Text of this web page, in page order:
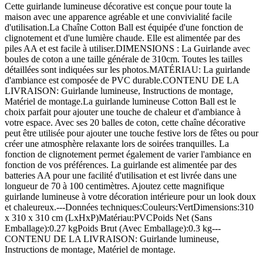
Cette guirlande lumineuse décorative est conçue pour toute la
maison avec une apparence agréable et une convivialité facile
d'utilisation.La Chaîne Cotton Ball est équipée d'une fonction de
clignotement et d'une lumière chaude. Elle est alimentée par des
piles AA et est facile à utiliser.DIMENSIONS : La Guirlande avec
boules de coton a une taille générale de 310cm. Toutes les tailles
détaillées sont indiquées sur les photos.MATÉRIAU: La guirlande
d'ambiance est composée de PVC durable.CONTENU DE LA
LIVRAISON: Guirlande lumineuse, Instructions de montage,
Matériel de montage.La guirlande lumineuse Cotton Ball est le
choix parfait pour ajouter une touche de chaleur et d'ambiance à
votre espace. Avec ses 20 balles de coton, cette chaîne décorative
peut être utilisée pour ajouter une touche festive lors de fêtes ou pour
créer une atmosphère relaxante lors de soirées tranquilles. La
fonction de clignotement permet également de varier l'ambiance en
fonction de vos préférences. La guirlande est alimentée par des
batteries AA pour une facilité d'utilisation et est livrée dans une
longueur de 70 à 100 centimètres. Ajoutez cette magnifique
guirlande lumineuse à votre décoration intérieure pour un look doux
et chaleureux.---Données techniques:Couleurs:VertDimensions:310
x 310 x 310 cm (LxHxP)Matériau:PVCPoids Net (Sans
Emballage):0.27 kgPoids Brut (Avec Emballage):0.3 kg---
CONTENU DE LA LIVRAISON: Guirlande lumineuse,
Instructions de montage, Matériel de montage.